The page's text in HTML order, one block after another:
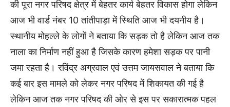
की पूरा नगर परिषद क्षेत्र में बेहतर कार्य बेहतर विकास होगा लेकिन
आज भी वार्ड नंबर 10 तांतीपाड़ा में स्थिति आज भी दयनीय है।
स्थानीय मोहल्ले के लोगों ने बताया कि सड़क तो है लेकिन आज तक
नाला का निर्माण नहीं हुआ है जिसके कारण हमेशा सड़क पर पानी
जमा रहता है। रविंद्र अग्रवाल एवं उत्तम जायसवाल ने बताया कि
कई बार इस मामले को लेकर नगर परिषद में शिकायत की गई है
लेकिन आज तक नगर परिषद की ओर से इस पर सकारात्मक पहल